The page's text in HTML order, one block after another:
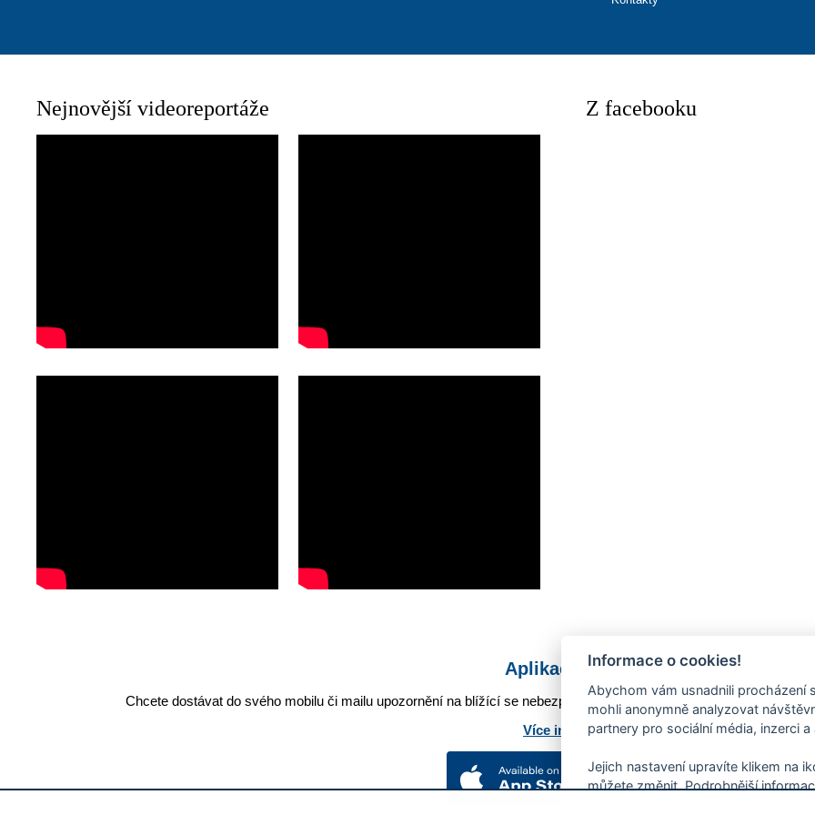
Nejnovější videoreportáže Z facebooku
Aplikace Mobilní rozhlas
Chcete dostávat do svého mobilu či mailu upozornění na blížící se nebezpečí, odstávky, poruchy a výpadky
Více informací o aplikaci
Informace o cookies!
Abychom vám usnadnili procházení
mohli anonymně analyzovat
partnery pro sociální média, inzerci a
Jejich nastavení upravíte klikem na
můžete změnit. Podrobnější